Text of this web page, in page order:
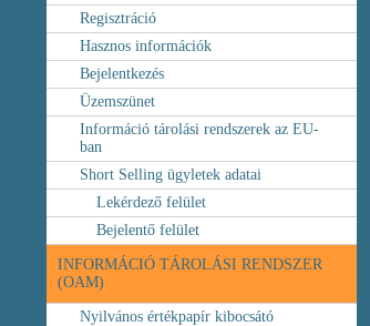
Regisztráció
Hasznos információk
Bejelentkezés
Üzemszünet
Információ tárolási rendszerek az EU-
ban
Short Selling ügyletek adatai
Lekérdező felület
Bejelentő felület
INFORMÁCIÓ TÁROLÁSI RENDSZER
(OAM)
Nyilvános értékpapír kibocsátó